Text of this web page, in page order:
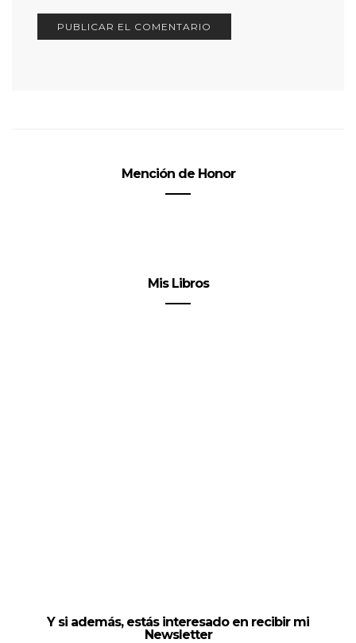
Mención de Honor
Mis Libros
Y si además, estás interesado en recibir mi
Newsletter